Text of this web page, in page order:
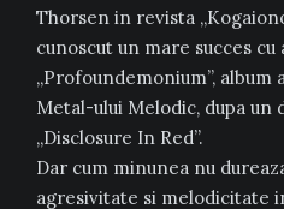
Thorsen in revista
cunoscut un mare succes cu
„Profoundemonium”,
Metal-ului Melodic, dupa un
„Disclosure In Red”.
Dar cum minunea nu
agresivitate si melodicitate